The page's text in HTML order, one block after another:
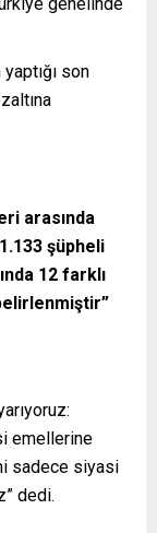
son
arasında
şüpheli
12 farklı
emellerine
sadece siyasi
dedi.